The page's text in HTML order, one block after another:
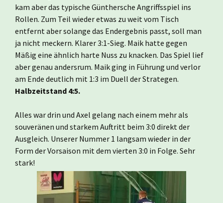
kam aber das typische Günthersche Angriffsspiel ins
Rollen. Zum Teil wieder etwas zu weit vom Tisch
entfernt aber solange das Endergebnis passt, soll man
ja nicht meckern. Klarer 3:1-Sieg. Maik hatte gegen
Mäßig eine ähnlich harte Nuss zu knacken. Das Spiel lief
aber genau andersrum. Maik ging in Führung und verlor
am Ende deutlich mit 1:3 im Duell der Strategen.
Halbzeitstand 4:5.
Alles war drin und Axel gelang nach einem mehr als
souveränen und starkem Auftritt beim 3:0 direkt der
Ausgleich. Unserer Nummer 1 langsam wieder in der
Form der Vorsaison mit dem vierten 3:0 in Folge. Sehr
stark!